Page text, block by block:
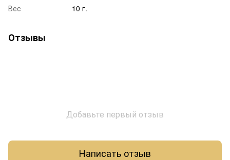
Вес
10 г.
Отзывы
Добавьте первый отзыв
Написать отзыв